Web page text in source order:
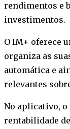
rendimentos e
investimentos.
O IM+ oferece
organiza as
automática e
relevantes
No aplicativo, o
rentabilidade